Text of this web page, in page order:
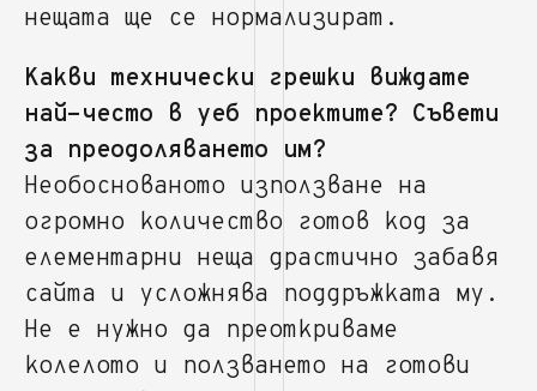
нещата ще се нормализират.
Какви технически грешки виждате
най-често в уеб проектите? Съвети
за преодоляването им?
Необоснованото използване на
огромно количество готов код за
елементарни неща драстично забавя
сайта и усложнява поддръжката му.
Не е нужно да преоткриваме
колелото и ползването на готови